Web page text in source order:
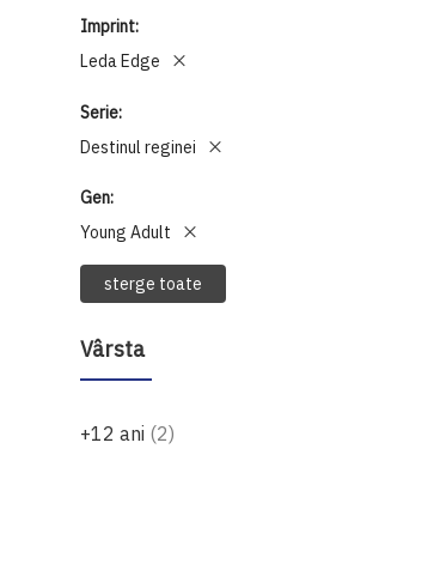
Imprint
Leda Edge
Serie
Destinul reginei
Gen
Young Adult
sterge toate
Vârsta
+12 ani 2produse